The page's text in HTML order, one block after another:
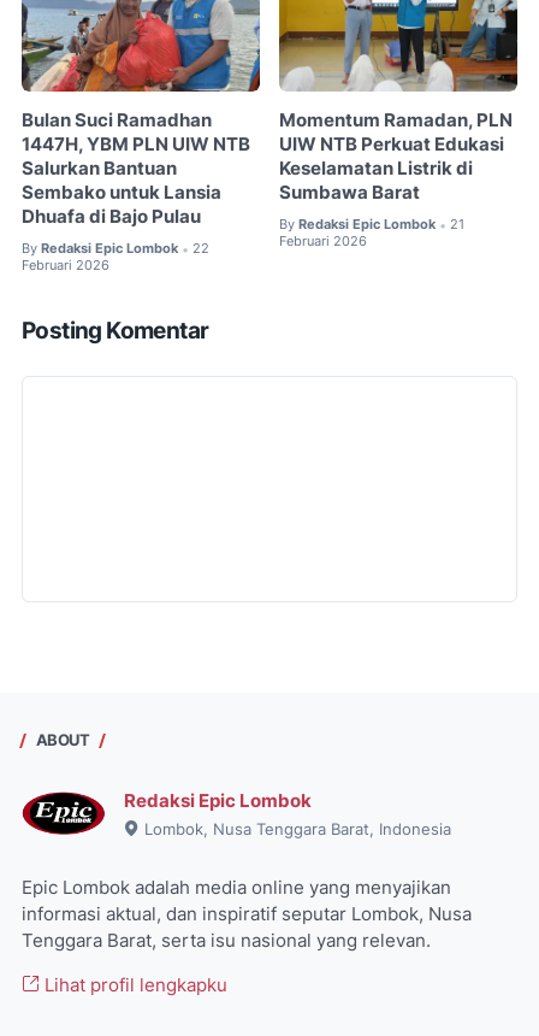
Bulan Suci Ramadhan
1447H, YBM PLN UIW NTB
Salurkan Bantuan
Sembako untuk Lansia
Dhuafa di Bajo Pulau
By Redaksi Epic Lombok • 22
Februari 2026
Momentum Ramadan, PLN
UIW NTB Perkuat Edukasi
Keselamatan Listrik di
Sumbawa Barat
By Redaksi Epic Lombok • 21
Februari 2026
Posting Komentar
ABOUT
Redaksi Epic Lombok
Lombok, Nusa Tenggara Barat, Indonesia
Epic Lombok adalah media online yang menyajikan
informasi aktual, dan inspiratif seputar Lombok, Nusa
Tenggara Barat, serta isu nasional yang relevan.
Lihat profil lengkapku